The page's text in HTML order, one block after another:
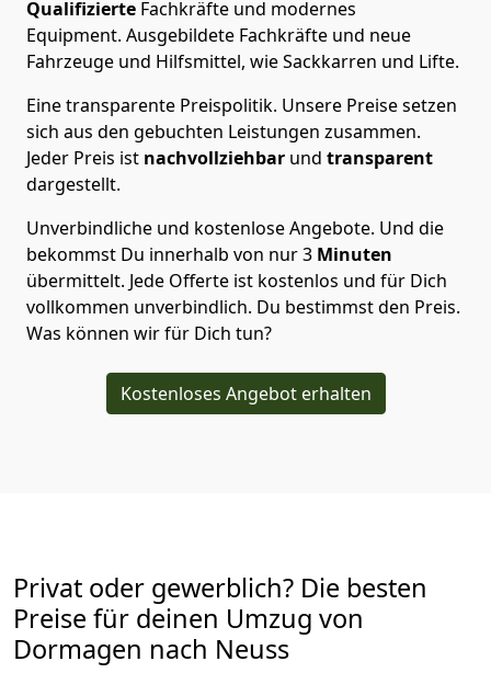
Qualifizierte Fachkräfte und modernes
Equipment. Ausgebildete Fachkräfte und neue
Fahrzeuge und Hilfsmittel, wie Sackkarren und Lifte.
Eine transparente Preispolitik. Unsere Preise setzen
sich aus den gebuchten Leistungen zusammen.
Jeder Preis ist nachvollziehbar und transparent
dargestellt.
Unverbindliche und kostenlose Angebote. Und die
bekommst Du innerhalb von nur3 Minuten
übermittelt. Jede Offerte ist kostenlos und für Dich
vollkommen unverbindlich. Du bestimmst den Preis.
Was können wir für Dich tun?
Kostenloses Angebot erhalten
Privat oder gewerblich? Die besten
Preise für deinen Umzug von
Dormagen nach Neuss